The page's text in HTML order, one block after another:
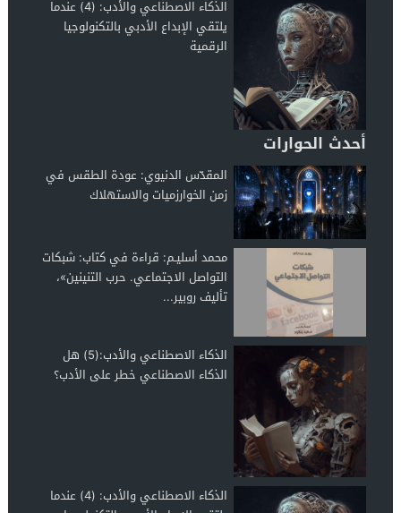
الذكاء الاصطناعي والأدب: (4) عندما
يلتقي الإبداع الأدبي بالتكنولوجيا
الرقمية
أحدث الحوارات
المقدّس الدنيوي: عودة الطقس في
زمن الخوارزميات والاستهلاك
محمد أسليـم: قراءة في كتاب: شبكات
التواصل الاجتماعي. حرب التنينين»،
تأليف روبير...
الذكاء الاصطناعي والأدب:(5) هل
الذكاء الاصطناعي خطر على الأدب؟
الذكاء الاصطناعي والأدب: (4) عندما